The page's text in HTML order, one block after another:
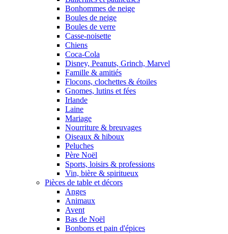
Bonhommes de neige
Boules de neige
Boules de verre
Casse-noisette
Chiens
Coca-Cola
Disney, Peanuts, Grinch, Marvel
Famille & amitiés
Flocons, clochettes & étoiles
Gnomes, lutins et fées
Irlande
Laine
Mariage
Nourriture & breuvages
Oiseaux & hiboux
Peluches
Père Noël
Sports, loisirs & professions
Vin, bière & spiritueux
Pièces de table et décors
Anges
Animaux
Avent
Bas de Noël
Bonbons et pain d'épices